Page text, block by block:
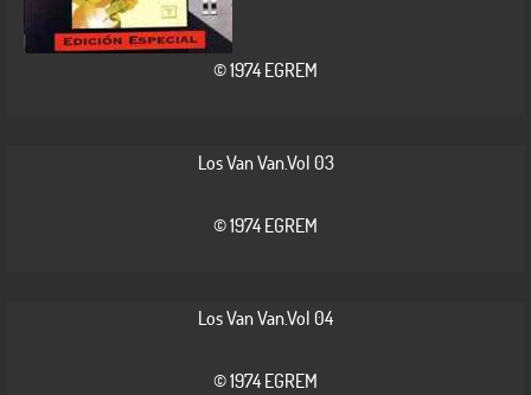
© 1974 EGREM
Los Van Van.Vol 03
© 1974 EGREM
Los Van Van.Vol 04
© 1974 EGREM